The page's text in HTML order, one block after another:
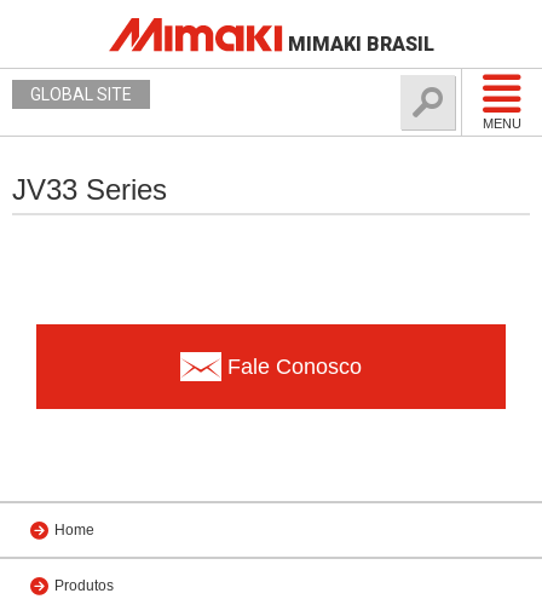
MIMAKI BRASIL
MENU
GLOBAL SITE
JV33 Series
Fale Conosco
Home
Produtos